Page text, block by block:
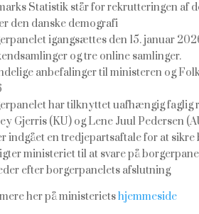
Statistik står for rekrutteringen af
den danske demografi
igangsættes den 15. januar
og tre online samlinger.
anbefalinger til ministeren og
har tilknyttet uafhængig faglig
Gjerris (KU) og Lene Juul Pedersen
indgået en tredjepartsaftale for at
ministeriet til at svare på
efter borgerpanelets afslutning
her på ministerietshjemmeside